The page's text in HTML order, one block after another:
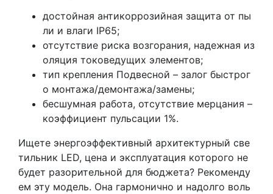
достойная антикоррозийная защита от пы
ли и влаги IP65;
отсутствие риска возгорания, надежная из
оляция токоведущих элементов;
тип крепления Подвесной – залог быстрог
о монтажа/демонтажа/замены;
бесшумная работа, отсутствие мерцания –
коэффициент пульсации 1%.
Ищете энергоэффективный архитектурный све
тильник LED, цена и эксплуатация которого не
будет разорительной для бюджета? Рекоменду
ем эту модель. Она гармонично и надолго воль